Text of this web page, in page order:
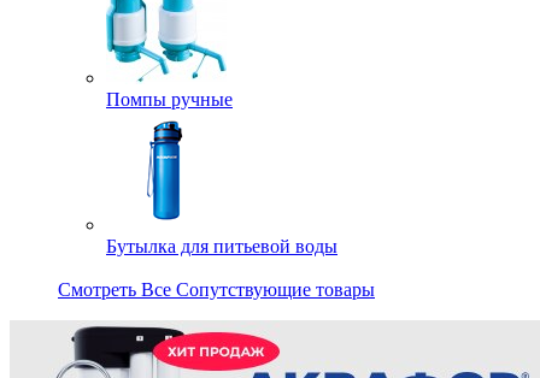
Помпы ручные
Бутылка для питьевой воды
Смотреть Все Сопутствующие товары